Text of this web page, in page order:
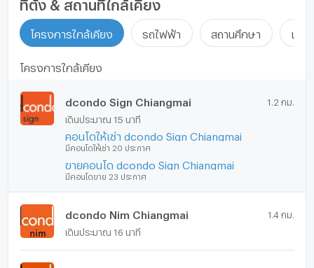
ที่ตั้ง & สถานที่ใกล้เคียง
โครงการใกล้เคียง รถไฟฟ้า สถานศึกษา แหล่
โครงการใกล้เคียง
dcondo Sign Chiangmai 1.2 กม.
เดินประมาณ 15 นาที
คอนโดให้เช่า dcondo Sign Chiangmai
มีคอนโดให้เช่า 20 ประกาศ
ขายคอนโด dcondo Sign Chiangmai
มีคอนโดขาย 23 ประกาศ
dcondo Nim Chiangmai 1.4 กม.
เดินประมาณ 16 นาที